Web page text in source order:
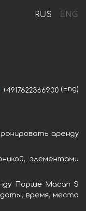
RUS ENG
+4917622366900 (Eng)
аренду
элементами
Порше Macan S
время, место